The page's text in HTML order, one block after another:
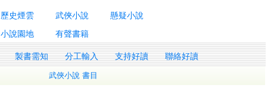
歷史煙雲 武俠小說
懸疑小說
小說園地 有聲書籍
製書需知 分工輸入 支持好讀 聯絡好讀
武俠小說 書目